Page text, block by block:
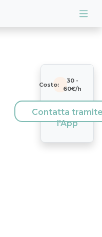
Costo:
30-
60€/h
Contatta
l'App